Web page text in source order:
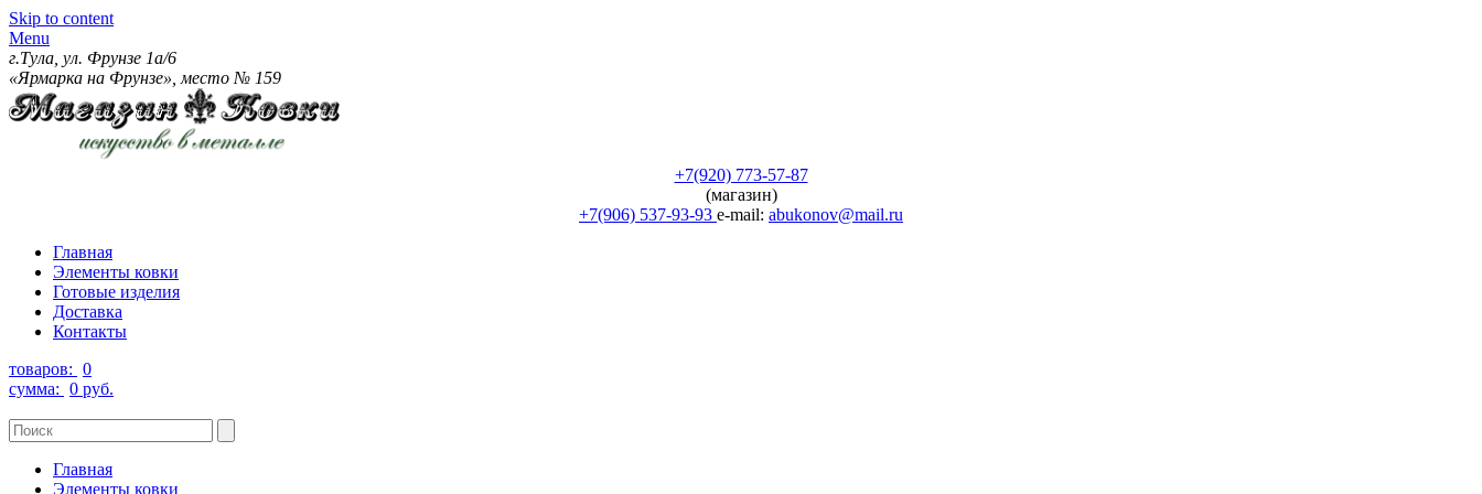
Skip to content
Menu
г.Тула, ул. Фрунзе 1а/6
«Ярмарка на Фрунзе», место № 159
+7(920) 773-57-87
(магазин)
+7(906) 537-93-93 e-mail: abukonov@mail.ru
Главная
Элементы ковки
Готовые изделия
Доставка
Контакты
товаров: 0
сумма: 0 руб.
Главная
Элементы ковки